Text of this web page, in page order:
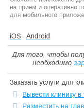
на прием и оперативно
для мобильного
iOS Android
Для того, чтобы
необходимо
Заказать услуги для
Вывести клинику в
Разместить на